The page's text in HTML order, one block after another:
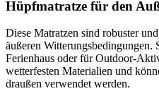
Hüpfmatratze für den
Diese Matratzen sind robuster
äußeren Witterungsbedingungen.
Ferienhaus oder für Outdoor-
wetterfesten Materialien und
draußen verwendet werden.